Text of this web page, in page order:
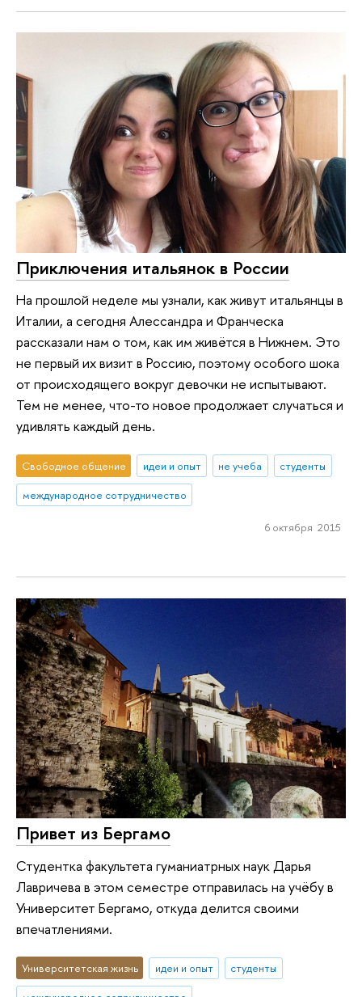
Приключения итальянок в России
На прошлой неделе мы узнали, как живут итальянцы в
Италии, а сегодня Алессандра и Франческа
рассказали нам о том, как им живётся в Нижнем. Это
не первый их визит в Россию, поэтому особого шока
от происходящего вокруг девочки не испытывают.
Тем не менее, что-то новое продолжает случаться и
удивлять каждый день.
Свободное общение идеи и опыт не учеба
студенты
международное сотрудничество
6 октября 2015
Привет из Бергамо
Студентка факультета гуманиатрных наук Дарья
Лавричева в этом семестре отправилась на учёбу в
Университет Бергамо, откуда делится своими
впечатлениями.
Университетская жизнь идеи и опыт
студенты